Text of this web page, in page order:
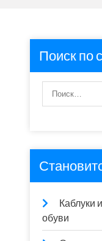
Поиск по
Каблуки
обуви